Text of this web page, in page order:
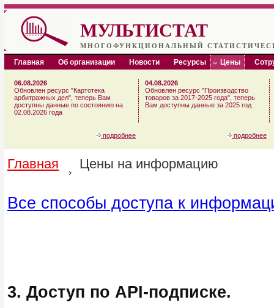
МУЛЬТИСТАТ
МНОГОФУНКЦИОНАЛЬНЫЙ
Главная Об организации Новости Ресурсы Цены
06.08.2026
Обновлен ресурс "Картотека
арбитражных дел", теперь Вам
доступны данные по состоянию на
02.08.2026 года
04.08.2026
Обновлен ресурс "Производство
товаров за 2017-2025 года", теперь
Вам доступны данные за 2025 год
подробнее подробнее
Главная Цены на информацию
Все способы доступа к
3. Доступ по API-подписке.